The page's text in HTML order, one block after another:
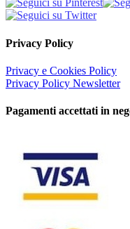
Privacy Policy
Privacy e Cookies Policy
Privacy Policy Newsletter
Pagamenti accettati in